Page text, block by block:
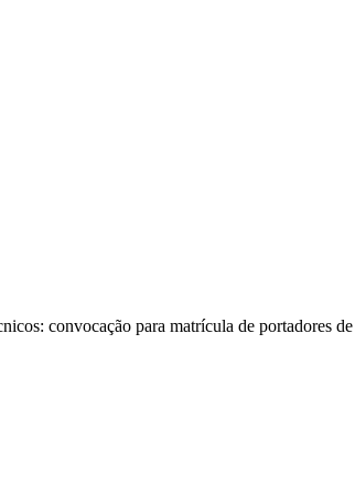
convocação para matrícula de portadores